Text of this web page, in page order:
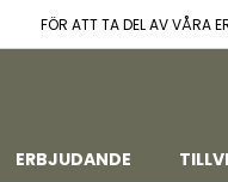
FÖR ATT TA DEL AV VÅRA
ERBJUDANDE